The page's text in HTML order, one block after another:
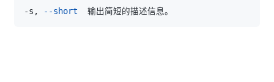
-s, --short